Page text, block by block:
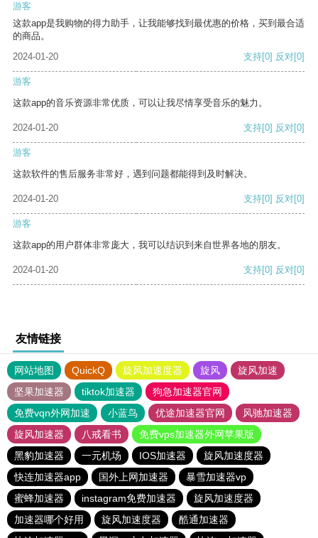
游客
这款app是我购物的得力助手，让我能够找到最优惠的价格，买到最合适
的商品。
2024-01-20
支持[0] 反对[0]
游客
这款app的音乐资源非常优质，可以让我尽情享受音乐的魅力。
2024-01-20 支持[0] 反对[0]
游客
这款软件的售后服务非常好，遇到问题都能得到及时解决。
2024-01-20 支持[0] 反对[0]
游客
这款app的用户群体非常庞大，我可以结识到来自世界各地的朋友。
2024-01-20 支持[0] 反对[0]
友情链接
网站地图 QuickQ 旋风加速度器 旋风
旋风加速
坚果加速器
tiktok加速器
狗急加速器官网
免费vqn外网加速
小蓝鸟 优途加速器官网
风驰加速器
旋风加速器
八戒看书
免费vps加速器外网苹果版
黑豹加速器
一元机场 IOS加速器
旋风加速度器
快连加速器app
国外上网加速器
暴雪加速器vp
蜜蜂加速器
instagram免费加速器
旋风加速度器
加速器哪个好用
旋风加速度器
酷通加速器